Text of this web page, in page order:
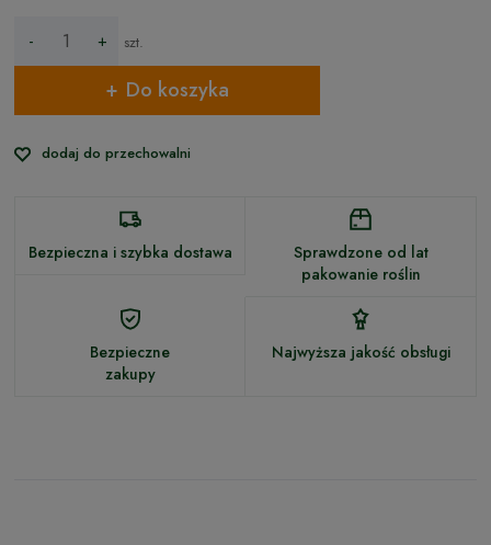
- + szt.
Do koszyka
dodaj do przechowalni
Bezpieczna i szybka dostawa
Sprawdzone od lat
pakowanie roślin
Bezpieczne
zakupy
Najwyższa jakość obsługi